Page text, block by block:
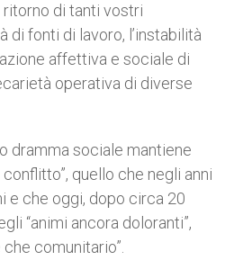
ritorno di tanti vostri
di fonti di lavoro, l’instabilità
affettiva e sociale di
operativa di diverse
dramma sociale mantiene
quello che negli anni
e che oggi, dopo circa 20
“animi ancora doloranti”,
comunitario”.